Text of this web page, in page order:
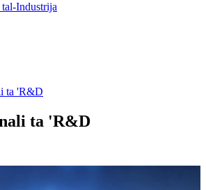
Industrija
ta 'R&D
ta 'R&D